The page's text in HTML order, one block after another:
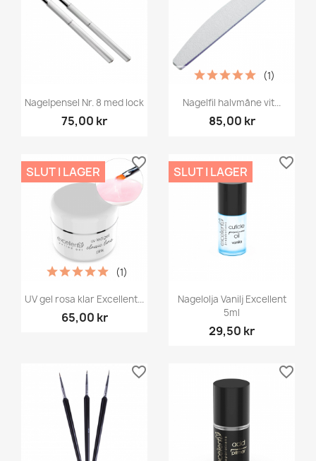
Nagelpensel Nr. 8 med lock
75,00 kr
Nagelfil halvmåne vit...
85,00 kr
(1)
UV gel rosa klar Excellent...
65,00 kr
(1)
SLUT I LAGER
favorite_border
Nagelolja Vanilj Excellent
5ml
29,50 kr
SLUT I LAGER
favorite_border
favorite_border favorite_border